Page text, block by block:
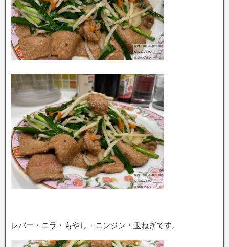
レバー・ニラ・もやし・ニンジン・玉ねぎです。